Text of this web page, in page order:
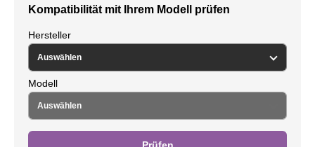
Kompatibilität mit Ihrem Modell prüfen
Hersteller
Modell
Prüfen